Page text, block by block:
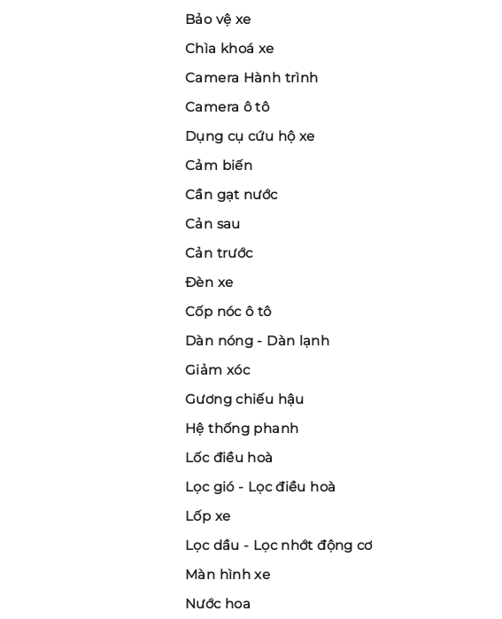
Bảo vệ xe
Chìa khoá xe
Camera Hành trình
Camera ô tô
Dụng cụ cứu hộ xe
Cảm biến
Cần gạt nước
Cản sau
Cản trước
Đèn xe
Cốp nóc ô tô
Dàn nóng - Dàn lạnh
Giảm xóc
Gương chiếu hậu
Hệ thống phanh
Lốc điều hoà
Lọc gió - Lọc điều hoà
Lốp xe
Lọc dầu - Lọc nhớt động cơ
Màn hình xe
Nước hoa